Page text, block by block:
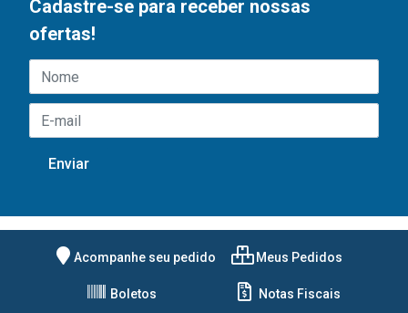
Cadastre-se para receber nossas
ofertas!
Acompanhe seu pedido Meus Pedidos
Boletos Notas Fiscais